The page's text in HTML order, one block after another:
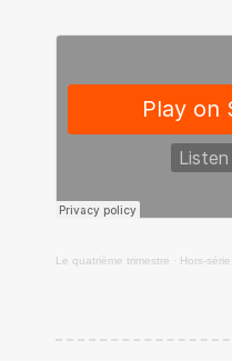
Le quatrième trimestre · Hors-série :